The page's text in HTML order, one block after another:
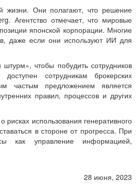
жизни. Они полагают, что решение
Агентство отмечает, что мировые
японской корпорации. Многие
даже если они используют ИИ для
чтобы побудить сотрудников
сотрудникам брокерских
частым предложением является
правил, процессов и других
использования генеративного
в стороне от прогресса. При
как управление информацией,
28 июня, 2023